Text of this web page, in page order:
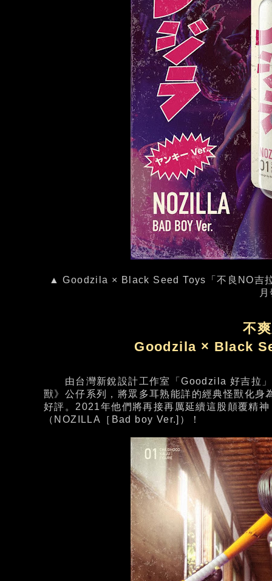
▲ Goodzila × Black Seed Toys「不良NO吉
不
Goodzila × Black
由台灣新銳設計工作室「Goodzila 好吉拉」
獸》公仔系列，將眾多耳熟能詳的經典怪獸化
好評。2021年他們將再接再厲延續這股顛覆精
（NOZILLA［Bad boy Ver.]）！